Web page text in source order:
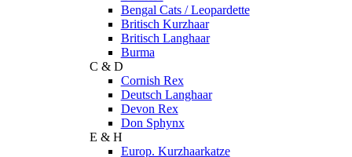
Bengal Cats / Leopardette
Britisch Kurzhaar
Britisch Langhaar
Burma
C & D
Cornish Rex
Deutsch Langhaar
Devon Rex
Don Sphynx
E & H
Europ. Kurzhaarkatze